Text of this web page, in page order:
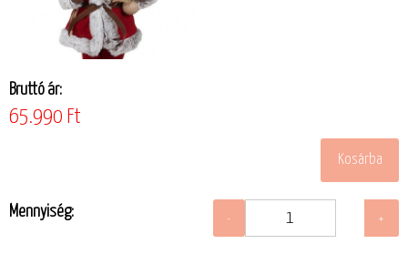
Bruttó ár:
65.990 Ft
Mennyiség: